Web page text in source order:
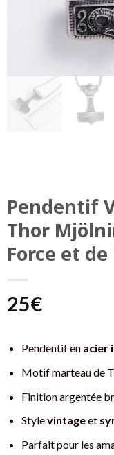
Pendentif
Thor
Force et
25€
Pendentif en acier
Motif marteau de
Finition argentée
Stylevintageet
Parfait pour les